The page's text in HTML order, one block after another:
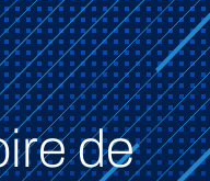
de